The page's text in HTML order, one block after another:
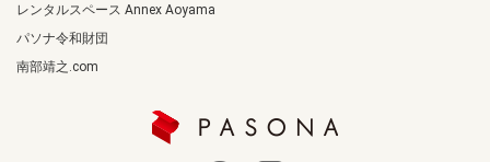
レンタルスペース Annex Aoyama
パソナ令和財団
南部靖之.com